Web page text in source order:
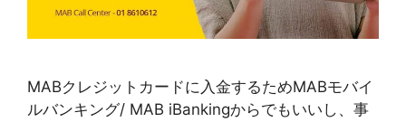
MABクレジットカードに入金するためMABモバイ
ルバンキング/ MAB iBankingからでもいいし、事